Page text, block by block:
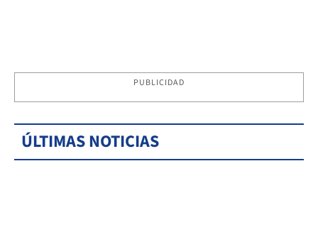
PUBLICIDAD
ÚLTIMAS NOTICIAS